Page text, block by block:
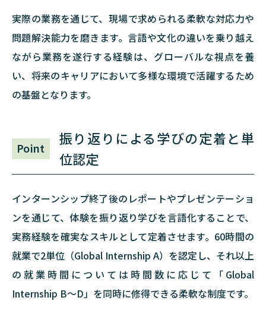
実際の業務を通じて、現場で求められる柔軟な対応力や
問題解決能力を磨きます。言語や文化の違いを乗り越え
ながら業務を遂行する経験は、グローバルな視点を養
い、将来のキャリアにおいて多様な環境で活躍するため
の基盤となります。
Point
振り返りによる学びの定着と単
位認定
インターンシップ終了後のレポートやプレゼンテーショ
ンを通じて、体験を振り返り学びを言語化することで、
実務経験を確実なスキルとして定着させます。60時間の
就業で2単位（Global Internship A）を認定し、それ以上
の就業時間については時間数に応じて「Global
Internship B～D」を同時に修得できる柔軟な制度です。